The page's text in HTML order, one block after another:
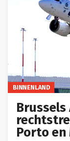
BINNENLAND
Porto en